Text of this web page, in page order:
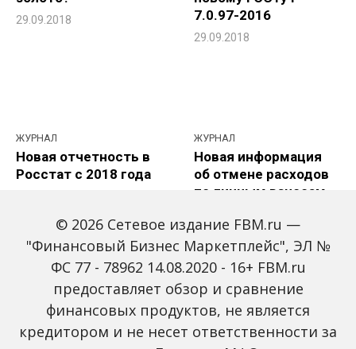
29.09.2018
7.0.97-2016
29.09.2018
ЖУРНАЛ
Новая отчетность в
Росстат с 2018 года
ЖУРНАЛ
Новая информация
об отмене расходов
по личным взносам
28.09.2018
Навигация
Назад 1 …
10 309
© 2026 Сетевое издание FBM.ru —
"Финансовый Бизнес Маркетплейс", ЭЛ №
ФС 77 - 78962 14.08.2020 - 16+ FBM.ru
предоставляет обзор и сравнение
финансовых продуктов, не является
кредитором и не несет ответственности за